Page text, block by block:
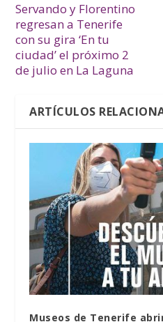
Servando y Florentino
regresan a Tenerife
con su gira ‘En tu
ciudad’ el próximo 2
de julio en La Laguna
ARTÍCULOS
Museos de Tenerife